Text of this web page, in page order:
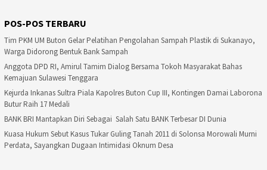
POS-POS TERBARU
Tim PKM UM Buton Gelar Pelatihan Pengolahan Sampah Plastik di Sukanayo,
Warga Didorong Bentuk Bank Sampah
Anggota DPD RI, Amirul Tamim Dialog Bersama Tokoh Masyarakat Bahas
Kemajuan Sulawesi Tenggara
Kejurda Inkanas Sultra Piala Kapolres Buton Cup III, Kontingen Damai Laborona
Butur Raih 17 Medali
BANK BRI Mantapkan Diri Sebagai Salah Satu BANK Terbesar DI Dunia
Kuasa Hukum Sebut Kasus Tukar Guling Tanah 2011 di Solonsa Morowali Murni
Perdata, Sayangkan Dugaan Intimidasi Oknum Desa